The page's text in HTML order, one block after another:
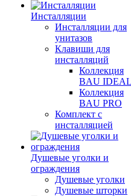
Инсталляции
Инсталляции для
унитазов
Клавиши для
инсталляций
Коллекция
BAU IDEAL
Коллекция
BAU PRO
Комплект с
инсталляцией
Душевые уголки и
ограждения
Душевые уголки
Душевые шторки